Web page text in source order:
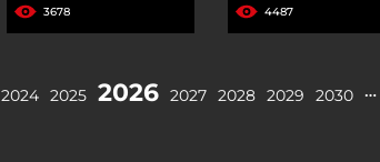
3678 4487
2024 2025 2026 2027 2028 2029 2030 …